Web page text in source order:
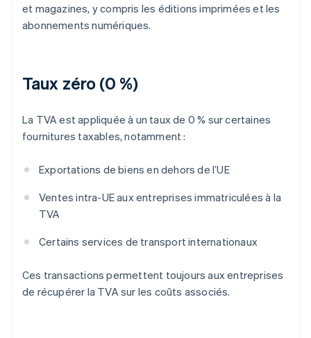
et magazines, y compris les éditions imprimées et les
abonnements numériques.
Taux zéro (0 %)
La TVA est appliquée à un taux de 0 % sur certaines
fournitures taxables, notamment :
Exportations de biens en dehors de l’UE
Ventes intra-UE aux entreprises immatriculées à la
TVA
Certains services de transport internationaux
Ces transactions permettent toujours aux entreprises
de récupérer la TVA sur les coûts associés.